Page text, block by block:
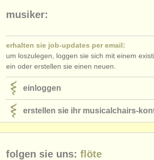
einloggen
musiker:
erhalten sie job-updates per email:
um loszulegen, loggen sie sich mit einem
ein oder erstellen sie einen neuen.
einloggen
erstellen sie ihr musicalchairs-
folgen sie uns: flöte